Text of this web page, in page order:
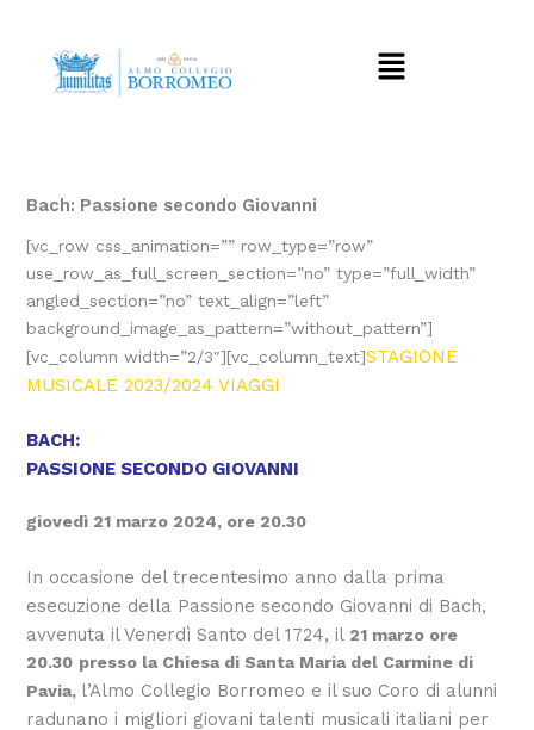
contenuto
Menu
Bach: Passione secondo Giovanni
[vc_row css_animation=”” row_type=”row”
use_row_as_full_screen_section=”no” type=”full_width”
angled_section=”no” text_align=”left”
background_image_as_pattern=”without_pattern”]
[vc_column width=”2/3″][vc_column_text]STAGIONE
MUSICALE 2023/2024 VIAGGI
BACH:
PASSIONE SECONDO GIOVANNI
giovedì 21 marzo 2024, ore 20.30
In occasione del trecentesimo anno dalla prima
esecuzione della Passione secondo Giovanni di Bach,
avvenuta il Venerdì Santo del 1724, il 21 marzo ore
20.30 presso la Chiesa di Santa Maria del Carmine di
Pavia, l’Almo Collegio Borromeo e il suo Coro di alunni
radunano i migliori giovani talenti musicali italiani per